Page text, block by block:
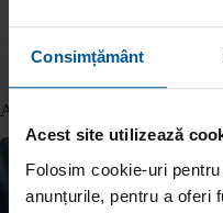
Consimțământ
Acest site utilizează
Folosim cookie-uri
anunțurile, pentru a oferi
Articole similare